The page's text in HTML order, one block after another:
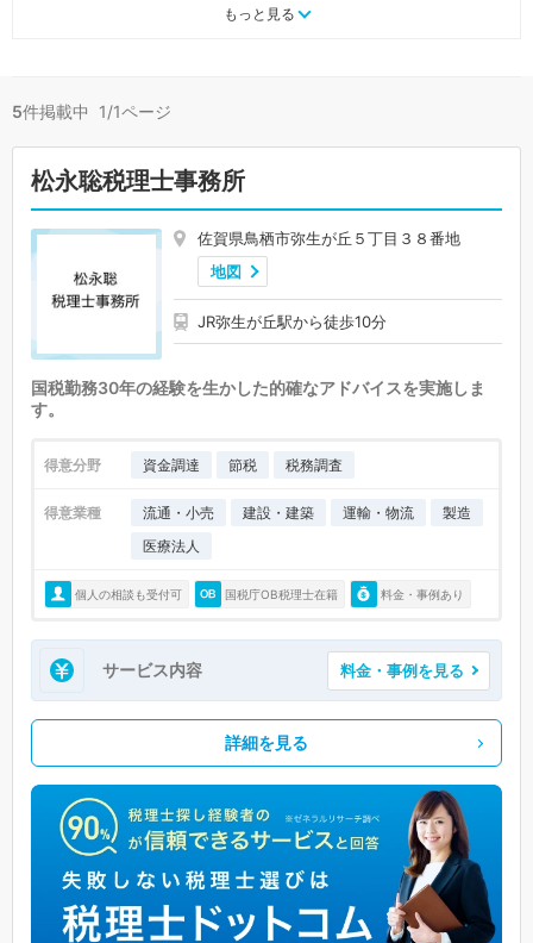
江北町 (0) 白石町 (0)
もっと見る
5件掲載中 1/1ページ
松永聡税理士事務所
佐賀県鳥栖市弥生が丘５丁目３８番地
地図
JR弥生が丘駅から徒歩10分
国税勤務30年の経験を生かした的確なアドバイスを実施しま
す。
得意分野 資金調達 節税 税務調査
得意業種 流通・小売 建設・建築 運輸・物流
製造
医療法人
個人の相談も受付可 国税庁OB税理士在籍 料金・事例あり
サービス内容 料金・事例を見る
詳細を見る